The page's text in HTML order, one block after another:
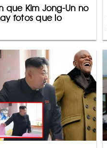
que Kim Jong-Un no
fotos que lo